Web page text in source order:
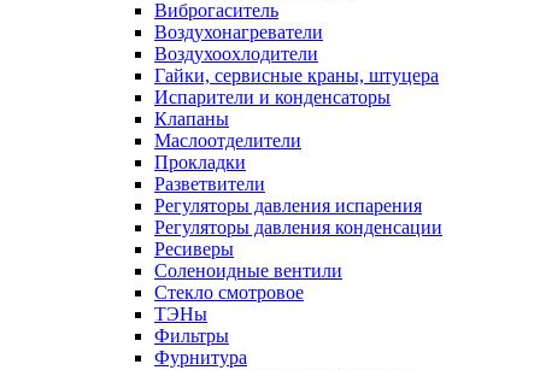
Виброгаситель
Воздухонагреватели
Воздухоохлодители
Гайки, сервисные краны, штуцера
Испарители и конденсаторы
Клапаны
Маслоотделители
Прокладки
Разветвители
Регуляторы давления испарения
Регуляторы давления конденсации
Ресиверы
Соленоидные вентили
Стекло смотровое
ТЭНы
Фильтры
Фурнитура